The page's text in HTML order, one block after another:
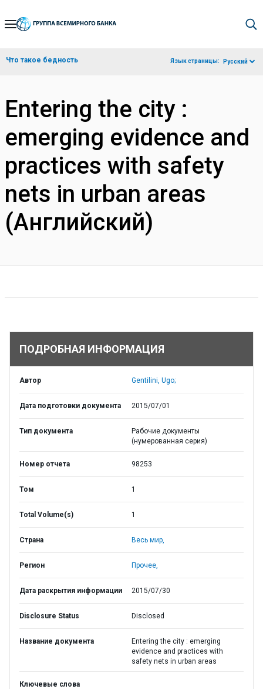
Skip
Navigation
Что такое бедность Язык страницы: Русский
Entering the city :
emerging evidence and
practices with safety
nets in urban areas
(Английский)
ПОДРОБНАЯ ИНФОРМАЦИЯ
Автор Gentilini, Ugo;
Дата подготовки документа 2015/07/01
Тип документа
Рабочие документы
(нумерованная серия)
Номер отчета 98253
Том 1
Total Volume(s) 1
Страна Весь мир,
Регион Прочее,
Дата раскрытия информации 2015/07/30
Disclosure Status Disclosed
Название документа
Entering the city : emerging
evidence and practices with
safety nets in urban areas
Ключевые слова